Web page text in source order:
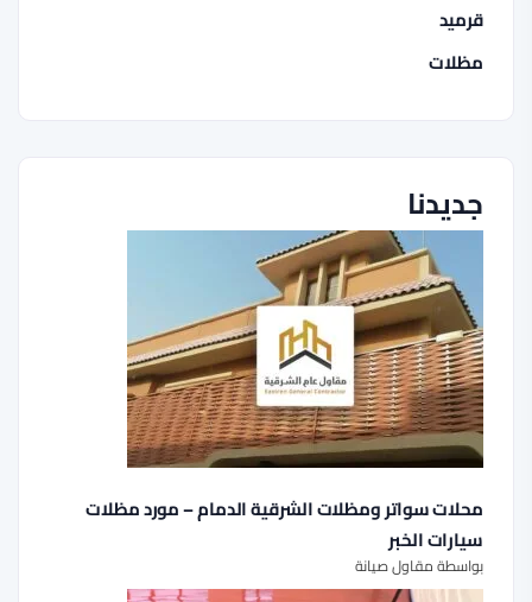
قرميد
مظلات
جديدنا
محلات سواتر ومظلات الشرقية الدمام – مورد مظلات
سيارات الخبر
بواسطة مقاول صيانة